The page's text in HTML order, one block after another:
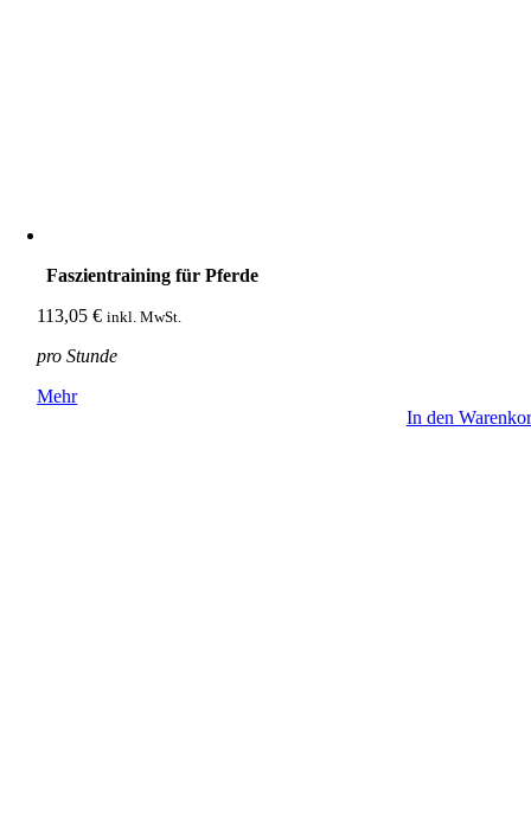
Faszientraining für Pferde
113,05€ inkl. MwSt.
pro Stunde
Mehr
In den